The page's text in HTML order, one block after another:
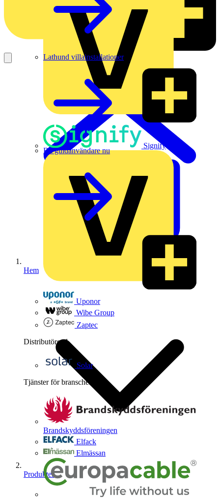
Signify
Uponor
Wibe Group
Zaptec
Distributörer 1
Solar
Tjänster för branschen
Brandskyddsföreningen
Elfack
Elmässan
Lathund villainstallationer
Bli guldanvändare nu
Hem
Produkter